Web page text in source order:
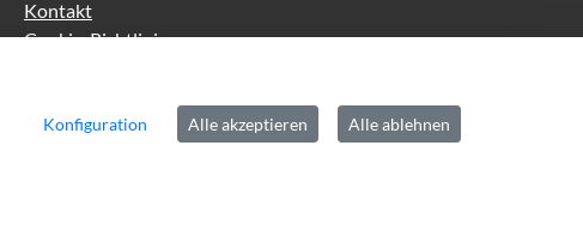
Kontakt
Cookie-Richtlinie
Konfiguration Alle akzeptieren Alle ablehnen